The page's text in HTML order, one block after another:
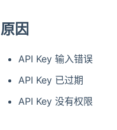
原因
API Key 输入错误
API Key 已过期
API Key 没有权限